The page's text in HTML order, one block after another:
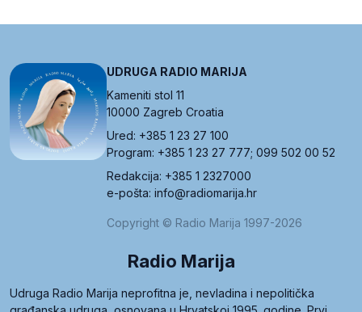
UDRUGA RADIO MARIJA
Kameniti stol 11
10000 Zagreb Croatia
Ured: +385 1 23 27 100
Program: +385 1 23 27 777; 099 502 00 52
Redakcija: +385 1 2327000
e-pošta: info@radiomarija.hr
Copyright © Radio Marija 1997-2026
Radio Marija
Udruga Radio Marija neprofitna je, nevladina i nepolitička